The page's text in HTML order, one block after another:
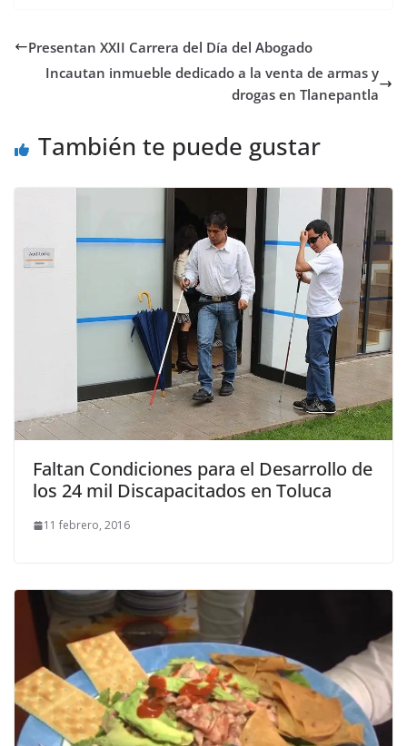
Presentan XXII Carrera del Día del Abogado
Incautan inmueble dedicado a la venta de armas y
drogas en Tlanepantla
También te puede gustar
Faltan Condiciones para el Desarrollo de
los 24 mil Discapacitados en Toluca
11 febrero, 2016